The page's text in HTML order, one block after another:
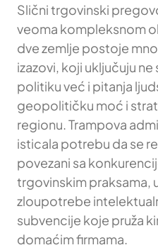
Slični trgovinski
veoma kompleksnom
dve zemlje postoje
izazovi, koji uključuju
politiku već i pitanja
geopolitičku moć i
regionu. Trampova
isticala potrebu da se
povezani sa
trgovinskim praksama,
zloupotrebe
subvencije koje pruža
domaćim firmama.